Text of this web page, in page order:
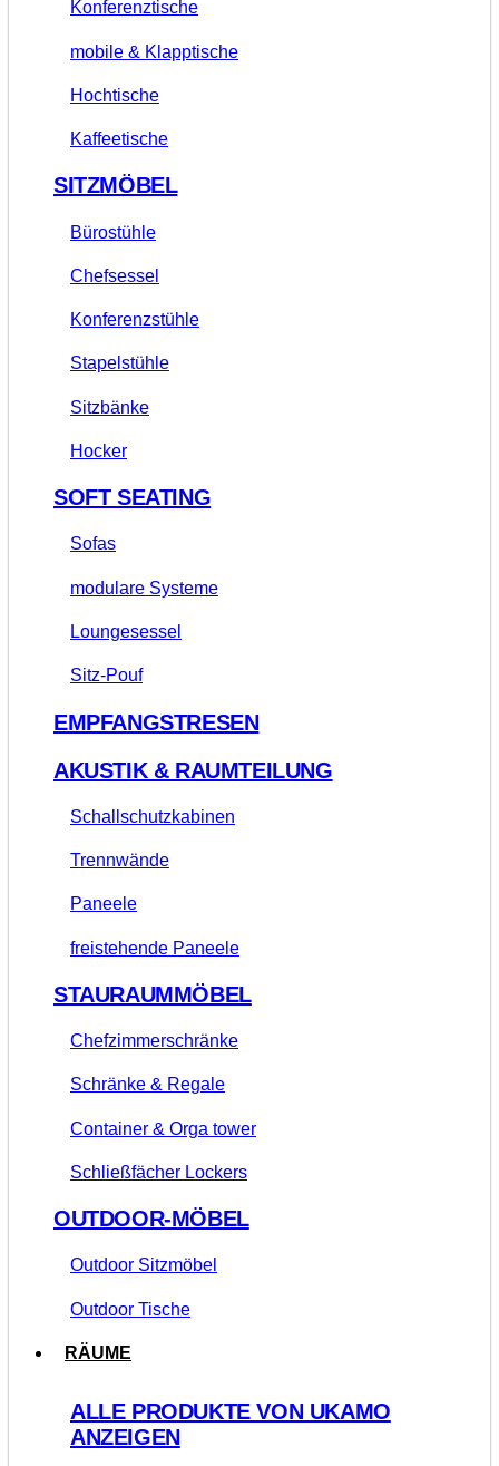
Konferenztische
mobile & Klapptische
Hochtische
Kaffeetische
SITZMÖBEL
Bürostühle
Chefsessel
Konferenzstühle
Stapelstühle
Sitzbänke
Hocker
SOFT SEATING
Sofas
modulare Systeme
Loungesessel
Sitz-Pouf
EMPFANGSTRESEN
AKUSTIK & RAUMTEILUNG
Schallschutzkabinen
Trennwände
Paneele
freistehende Paneele
STAURAUMMÖBEL
Chefzimmerschränke
Schränke & Regale
Container & Orga tower
Schließfächer Lockers
OUTDOOR-MÖBEL
Outdoor Sitzmöbel
Outdoor Tische
RÄUME
ALLE PRODUKTE VON UKAMO
ANZEIGEN